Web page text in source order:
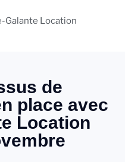
Galante Location
de
place avec
Location